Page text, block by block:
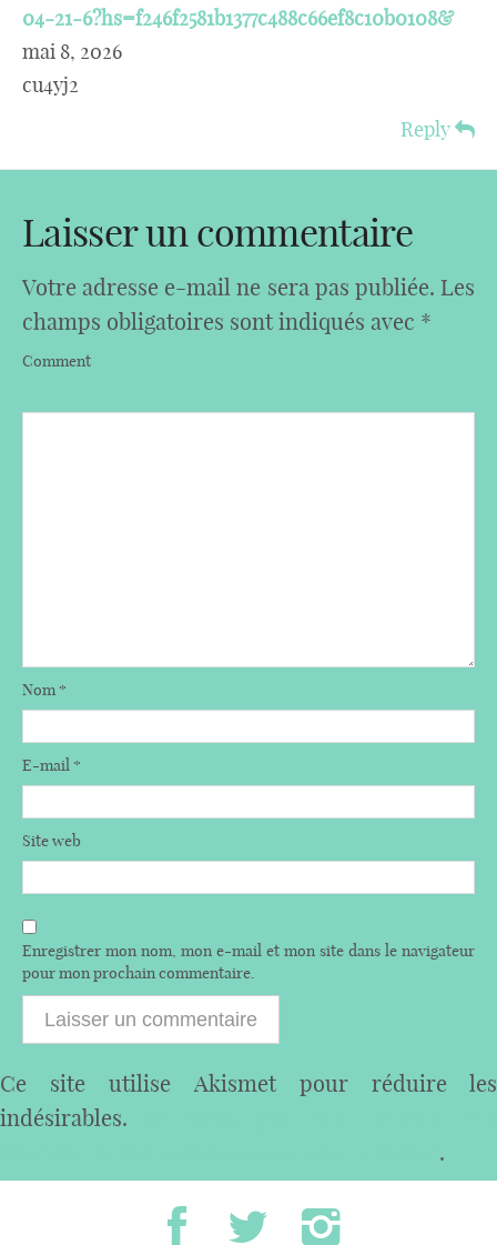
04-21-6?hs=f246f2581b1377c488c66ef8c10b0108&
mai 8, 2026
cu4yj2
Reply
Laisser un commentaire
Votre adresse e-mail ne sera pas publiée. Les
champs obligatoires sont indiqués avec *
Comment
Nom*
E-mail *
Site web
Enregistrer mon nom, mon e-mail et mon site dans le navigateur
pour mon prochain commentaire.
Ce site utilise Akismet pour réduire les
indésirables.
.